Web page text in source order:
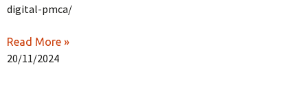
digital-pmca/
Read More »
20/11/2024